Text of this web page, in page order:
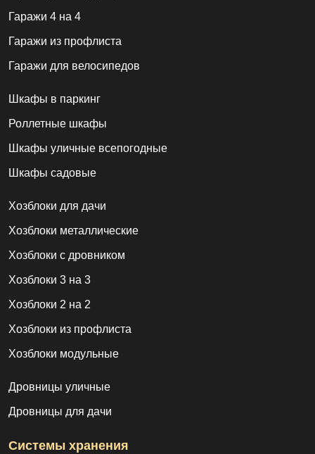
Гаражи 4 на 4
Гаражи из профлиста
Гаражи для велосипедов
Шкафы в паркинг
Роллетные шкафы
Шкафы уличные всепогодные
Шкафы садовые
Хозблоки для дачи
Хозблоки металлические
Хозблоки с дровником
Хозблоки 3 на 3
Хозблоки 2 на 2
Хозблоки из профлиста
Хозблоки модульные
Дровницы уличные
Дровницы для дачи
Системы хранения